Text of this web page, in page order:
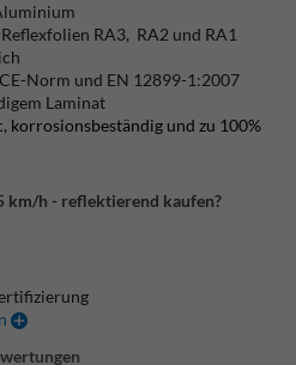
RA3, RA2 und RA1
Norm und EN 12899-1:2007
Laminat
und zu 100%
km/h - reflektierend kaufen?